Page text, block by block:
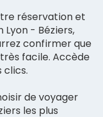
réservation et
- Béziers,
confirmer que
facile. Accède
clics.
de voyager
les plus